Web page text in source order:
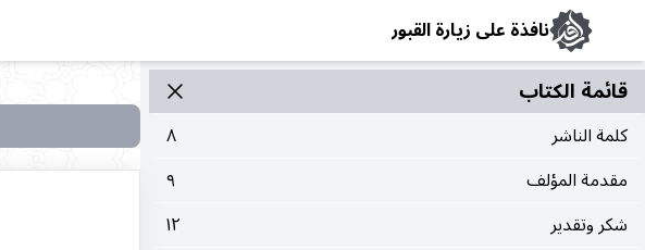
نافذة على زيارة القبور
قائمة الکتاب
كلمة الناشر
٨
مقدمة المؤلف
٩
شكر وتقدير
١٢
البحث
البحث
في